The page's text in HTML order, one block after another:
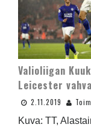
Valioliigan
Leicester
2.11.2019
Kuva: TT,